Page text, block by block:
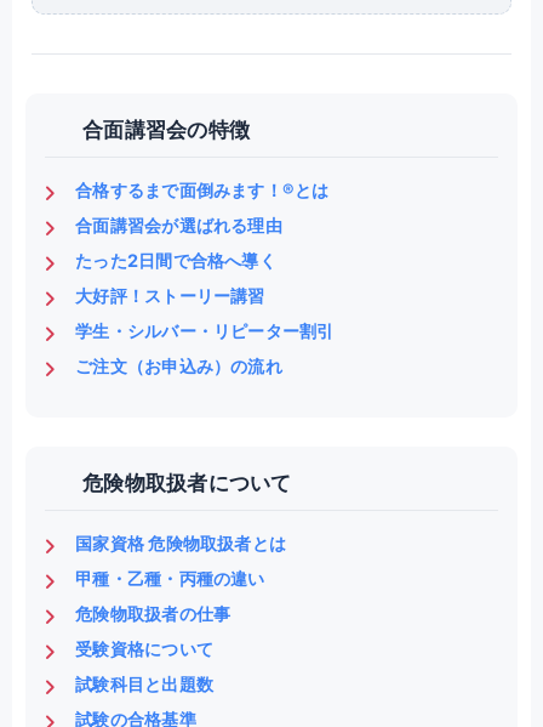
合面講習会の特徴
合格するまで面倒みます！®とは
合面講習会が選ばれる理由
たった2日間で合格へ導く
大好評！ストーリー講習
学生・シルバー・リピーター割引
ご注文（お申込み）の流れ
危険物取扱者について
国家資格 危険物取扱者とは
甲種・乙種・丙種の違い
危険物取扱者の仕事
受験資格について
試験科目と出題数
試験の合格基準